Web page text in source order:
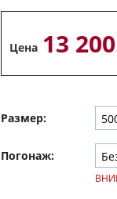
Цена 13
Размер:
Погонаж: